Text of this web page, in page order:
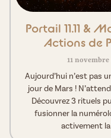
Portail 11.11 &
Actions de
11 novembre
Aujourd’hui n’est pas
jour de Mars !
Découvrez 3 rituels
fusionner la
activement